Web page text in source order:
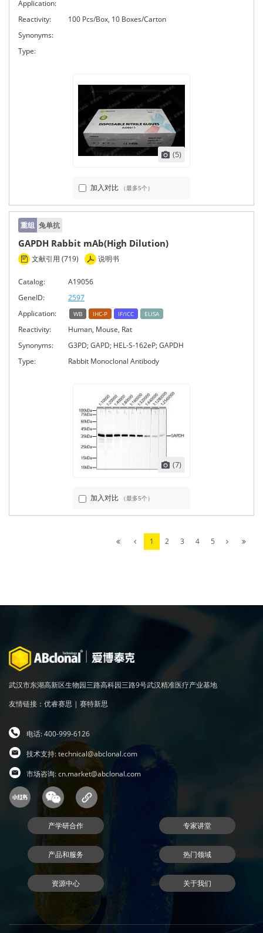
Application:
Reactivity:
100 Pcs/Box, 10 Boxes/Carton
Synonyms:
Type:
(5)
加入对比 （最多5个）
重组 兔单抗
GAPDH Rabbit mAb(High Dilution)
文献引用 (719) 说明书
Catalog:
A19056
GeneID:
2597
Application:
WB IHC-P IF/ICC ELISA
Reactivity:
Human, Mouse, Rat
Synonyms:
G3PD; GAPD; HEL-S-162eP; GAPDH
Type:
Rabbit Monoclonal Antibody
(7)
加入对比 （最多5个）
1 2 3 4 5
武汉市东湖高新区生物园三路高科园三路9号武汉精准医疗产业基地
友情链接： 优睿赛思 | 赛特新思
电话: 400-999-6126
技术支持:technical@abclonal.com
市场咨询:cn.market@abclonal.com
产学研合作 专家讲堂
产品和服务 热门领域
资源中心 关于我们